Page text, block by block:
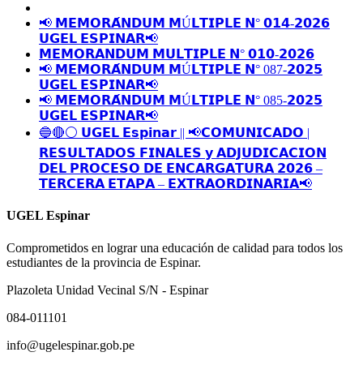
📢 𝗠𝗘𝗠𝗢𝗥𝗔́𝗡𝗗𝗨𝗠 𝗠Ú𝗟𝗧𝗜𝗣𝗟𝗘 𝗡° 𝟬𝟭𝟰-𝟮𝟬𝟮𝟲
𝗨𝗚𝗘𝗟 𝗘𝗦𝗣𝗜𝗡𝗔𝗥📢
𝗠𝗘𝗠𝗢𝗥𝗔𝗡𝗗𝗨𝗠 𝗠𝗨𝗟𝗧𝗜𝗣𝗟𝗘 𝗡° 𝟬𝟭𝟬-𝟮𝟬𝟮𝟲
📢 𝗠𝗘𝗠𝗢𝗥𝗔́𝗡𝗗𝗨𝗠 𝗠Ú𝗟𝗧𝗜𝗣𝗟𝗘 𝗡° 087-𝟮𝟬𝟮𝟱
𝗨𝗚𝗘𝗟 𝗘𝗦𝗣𝗜𝗡𝗔𝗥📢
📢 𝗠𝗘𝗠𝗢𝗥𝗔́𝗡𝗗𝗨𝗠 𝗠Ú𝗟𝗧𝗜𝗣𝗟𝗘 𝗡° 085-𝟮𝟬𝟮𝟱
𝗨𝗚𝗘𝗟 𝗘𝗦𝗣𝗜𝗡𝗔𝗥📢
🔵🔴⚪️ 𝗨𝗚𝗘𝗟 𝗘𝘀𝗽𝗶𝗻𝗮𝗿 || 📢𝗖𝗢𝗠𝗨𝗡𝗜𝗖𝗔𝗗𝗢 |
𝗥𝗘𝗦𝗨𝗟𝗧𝗔𝗗𝗢𝗦 𝗙𝗜𝗡𝗔𝗟𝗘𝗦 𝘆 𝗔𝗗𝗝𝗨𝗗𝗜𝗖𝗔𝗖𝗜𝗢𝗡
𝗗𝗘𝗟 𝗣𝗥𝗢𝗖𝗘𝗦𝗢 𝗗𝗘 𝗘𝗡𝗖𝗔𝗥𝗚𝗔𝗧𝗨𝗥𝗔 𝟮𝟬𝟮𝟲 –
𝗧𝗘𝗥𝗖𝗘𝗥𝗔 𝗘𝗧𝗔𝗣𝗔 – 𝗘𝗫𝗧𝗥𝗔𝗢𝗥𝗗𝗜𝗡𝗔𝗥𝗜𝗔📢
UGEL Espinar
Comprometidos en lograr una educación de calidad para todos los
estudiantes de la provincia de Espinar.
Plazoleta Unidad Vecinal S/N - Espinar
084-011101
info@ugelespinar.gob.pe